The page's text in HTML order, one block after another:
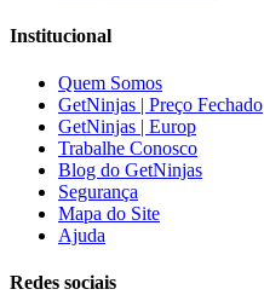
Institucional
Quem Somos
GetNinjas | Preço Fechado
GetNinjas | Europ
Trabalhe Conosco
Blog do GetNinjas
Segurança
Mapa do Site
Ajuda
Redes sociais